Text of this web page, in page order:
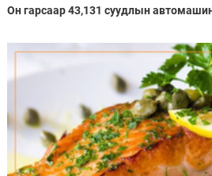
Он гарсаар 43,131 суудлын